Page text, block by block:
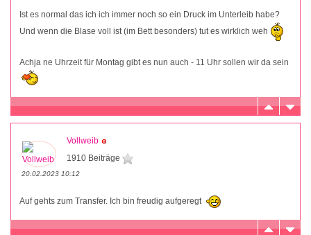
Ist es normal das ich ich immer noch so ein Druck im Unterleib habe?
Und wenn die Blase voll ist (im Bett besonders) tut es wirklich weh
Achja ne Uhrzeit für Montag gibt es nun auch - 11 Uhr sollen wir da sein
Vollweib
1910 Beiträge
20.02.2023 10:12
Auf gehts zum Transfer. Ich bin freudig aufgeregt